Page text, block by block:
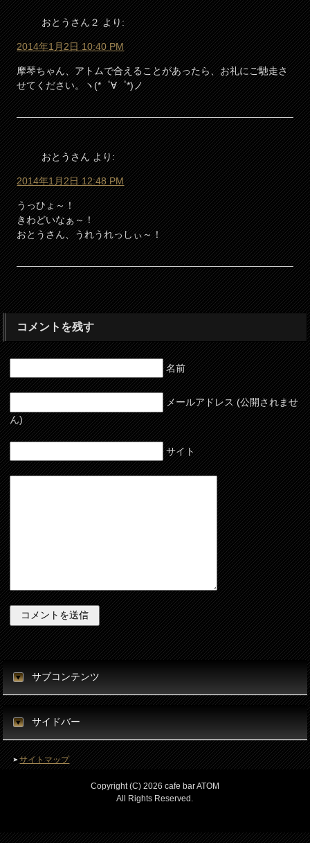
おとうさん２ より:
2014年1月2日 10:40 PM
摩琴ちゃん、アトムで合えることがあったら、お礼にご馳走さ
せてください。ヽ(*゜∀゜*)ノ
おとうさん より:
2014年1月2日 12:48 PM
うっひょ～！
きわどいなぁ～！
おとうさん、うれうれっしぃ～！
コメントを残す
名前
メールアドレス (公開されませ
ん)
サイト
サブコンテンツ
サイドバー
サイトマップ
Copyright (C) 2026 cafe bar ATOM
All Rights Reserved.